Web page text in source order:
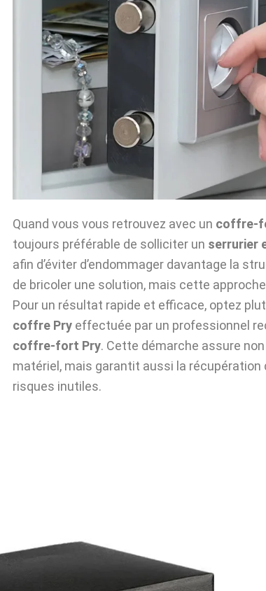
Quand vous vous retrouvez avec un coffre-
toujours préférable de solliciter un serrurier
afin d’éviter d’endommager davantage la
de bricoler une solution, mais cette
Pour un résultat rapide et efficace, optez
coffre Pry effectuée par un professionnel
coffre-fort Pry. Cette démarche assure
matériel, mais garantit aussi la récupération
risques inutiles.